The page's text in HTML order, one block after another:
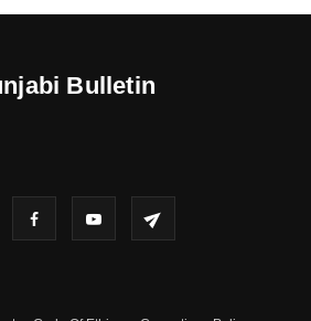
Bulletin